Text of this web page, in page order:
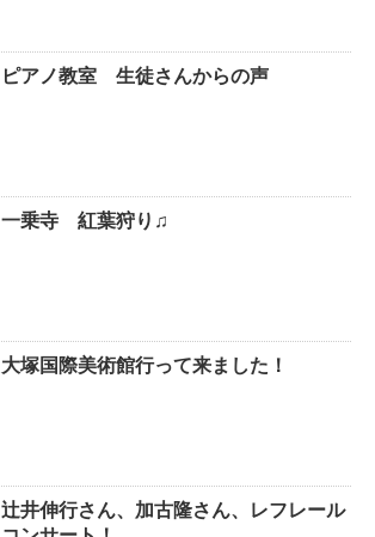
ピアノ教室 生徒さんからの声
一乗寺 紅葉狩り♫
大塚国際美術館行って来ました！
辻井伸行さん、加古隆さん、レフレール